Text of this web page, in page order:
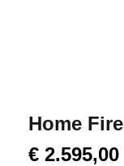
Home
€ 2.595,00